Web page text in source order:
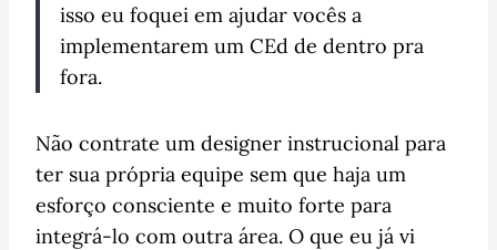
isso eu foquei em ajudar vocês a
implementarem um CEd de dentro pra
fora.
Não contrate um designer instrucional para
ter sua própria equipe sem que haja um
esforço consciente e muito forte para
integrá-lo com outra área. O que eu já vi